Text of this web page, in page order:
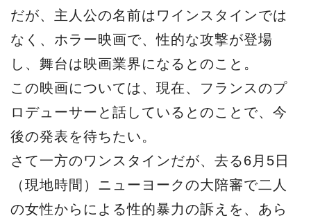
の女性からによる性的暴力の訴えを、あら
ためて否認。ただもし有罪となれば最高で
25年の懲役刑が予想される。この他にも多
くの女性にセクハラもしくはそれ以上の行
為を働いたといわれるワインスタインは、
ＬＡ、ロンドンなどで捜査対象に挙がって
いる。
この他にも3人目の女性からレイプの訴状が
提出されたそう。先日のカンヌ映画祭でも